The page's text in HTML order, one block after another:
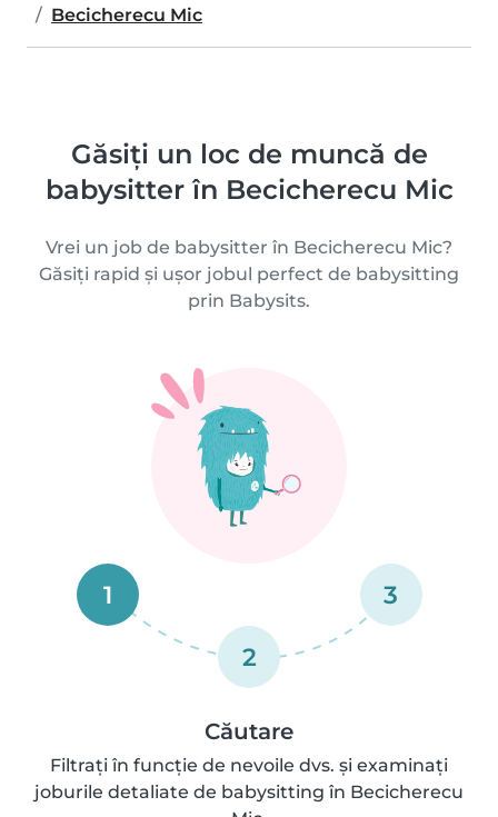
Becicherecu Mic
Găsiți un loc de muncă de
babysitter în Becicherecu Mic
Vrei un job de babysitter în Becicherecu Mic?
Găsiți rapid și ușor jobul perfect de babysitting
prin Babysits.
1
2
3
Căutare
Filtrați în funcție de nevoile dvs. și examinați
joburile detaliate de babysitting în Becicherecu